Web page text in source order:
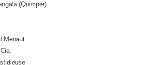
(Quimper)
Menaut